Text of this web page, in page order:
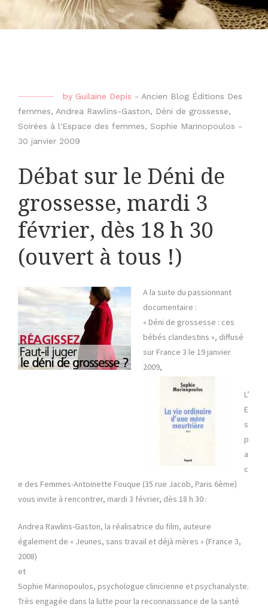
by Guilaine Depis - Ancien Blog Éditions Des
femmes, Andrea Rawlins-Gaston, Déni de grossesse,
Soirées à l'Espace des femmes, Sophie Marinopoulos -
30 janvier 2009
Débat sur le Déni de
grossesse, mardi 3
février, dès 18 h 30
(ouvert à tous !)
A la suite du passionnant
documentaire :
« Déni de grossesse : ces
bébés clandestins », diffusé
sur France 3 le 19 janvier
2009,
L’
E
s
p
a
c
e des Femmes-Antoinette Fouque (35 rue Jacob, Paris 6ème)
vous invite à rencontrer, mardi 3 février, dès 18 h 30 :
Andrea Rawlins-Gaston, la réalisatrice du film, auteure
également de « Jeunes, sans travail et déjà mères » (France 3,
2008)
et
Sophie Marinopoulos, psychologue clinicienne et psychanalyste.
Très engagée dans la lutte pour la reconnaissance de la santé